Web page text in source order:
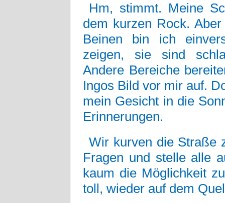
Hm, stimmt. Meine
dem kurzen Rock.
Beinen bin ich
zeigen, sie sind
Andere Bereiche
Ingos Bild vor mir auf.
mein Gesicht in die
Erinnerungen.
Wir kurven die Straße
Fragen und stelle alle
kaum die Möglichkeit
toll, wieder auf dem